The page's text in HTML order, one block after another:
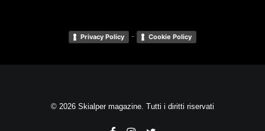
Privacy Policy - Cookie Policy
© 2026 Skialper magazine. Tutti i diritti riservati